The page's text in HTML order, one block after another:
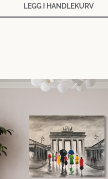
LEGG I HANDLEKURV